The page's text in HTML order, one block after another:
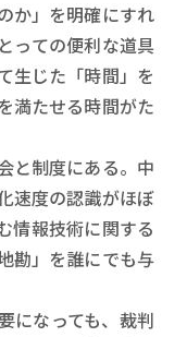
か」を明確にすれ
っての便利な道具
生じた「時間」を
満たせる時間がた
と制度にある。中
速度の認識がほぼ
情報技術に関する
勘」を誰にでも与
になっても、裁判